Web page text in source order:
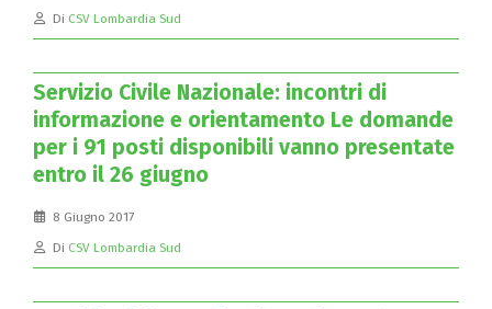
Di CSV Lombardia Sud
Servizio Civile Nazionale: incontri di
informazione e orientamento Le domande
per i 91 posti disponibili vanno presentate
entro il 26 giugno
8 Giugno 2017
Di CSV Lombardia Sud